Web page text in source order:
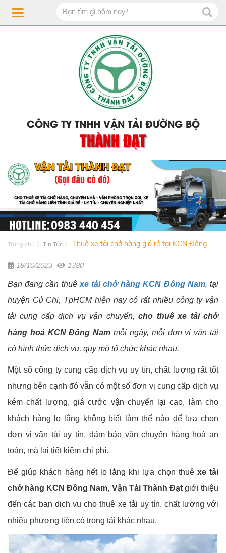
CÔNG TY TNHH VẬN TẢI ĐƯỜNG BỘ
THÀNH ĐẠT
Trang chủ Tin Tức Thuê xe tải chở hàng giá rẻ tại KCN Đông...
18/10/2023 1380
Bạn đang cần thuê xe tải chở hàng KCN Đông Nam, tại
huyện Củ Chi, TpHCM hiện nay có rất nhiều công ty vận
tải cung cấp dịch vụ vận chuyển,cho thuê xe tải chở
hàng hoá KCN Đông Nam mỗi ngày, mỗi đơn vị vận tải
có hình thức dịch vụ, quy mô tổ chức khác nhau.
Một số công ty cung cấp dịch vụ uy tín, chất lượng rất tốt
nhưng bên cạnh đó vẫn có một số đơn vị cung cấp dịch vụ
kém chất lượng, giá cước vận chuyển lại cao, làm cho
khách hàng lo lắng không biết làm thế nào để lựa chọn
đơn vị vận tải uy tín, đảm bảo vận chuyển hàng hoá an
toàn, mà lại tiết kiệm chi phí.
Để giúp khách hàng hết lo lắng khi lựa chọn thuê xe tải
chở hàng KCN Đông Nam, Vận Tải Thành Đạtgiới thiệu
đến các bạn dịch vụ cho thuê xe tải uy tín, chất lượng với
nhiều phương tiện có trọng tải khác nhau.